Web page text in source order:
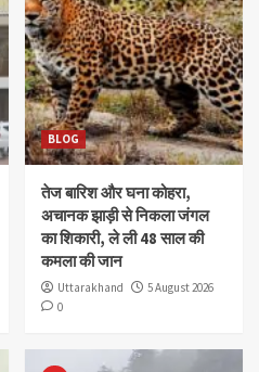
BLOG
तेज बारिश और घना कोहरा,
अचानक झाड़ी से निकला जंगल
का शिकारी, ले ली 48 साल की
कमला की जान
Uttarakhand
5 August 2026
0